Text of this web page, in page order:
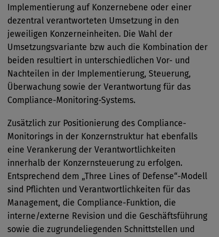
Implementierung auf Konzernebene oder einer
dezentral verantworteten Umsetzung in den
jeweiligen Konzerneinheiten. Die Wahl der
Umsetzungsvariante bzw auch die Kombination der
beiden resultiert in unterschiedlichen Vor- und
Nachteilen in der Implementierung, Steuerung,
Überwachung sowie der Verantwortung für das
Compliance-Monitoring-Systems.
Zusätzlich zur Positionierung des Compliance-
Monitorings in der Konzernstruktur hat ebenfalls
eine Verankerung der Verantwortlichkeiten
innerhalb der Konzernsteuerung zu erfolgen.
Entsprechend dem „Three Lines of Defense“-Modell
sind Pflichten und Verantwortlichkeiten für das
Management, die Compliance-Funktion, die
interne/externe Revision und die Geschäftsführung
sowie die zugrundeliegenden Schnittstellen und